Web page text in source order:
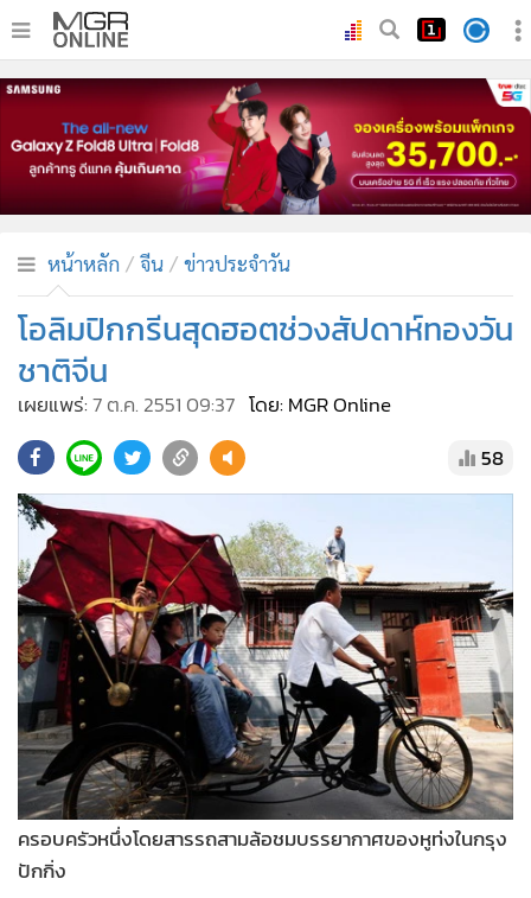
• หน้าหลัก
ทันเหตุการณ์
ภาคใต้
• ภูมิภาค
• บันเทิง
•
ผู้จัดการรายวัน
• คอลัมนิสต์
• ละคร
• Cyber BIZ
• ผู้จัดกวน
Good health & Well-being
• Green Innovation & SD
• Management & HR
• MGR Live
• Infographic
การเมือง
• ท่องเที่ยว
• กีฬา
• ต่างประเทศ
• Special Scoop
หน้าหลัก จีน ข่าวประจำวัน
โอลิมปิกกรีนสุดฮอตช่วงสัปดาห์ทองวัน
ชาติจีน
เผยแพร่:7 ต.ค. 2551 09:37 โดย: MGR Online
58
ครอบครัวหนึ่งโดยสารรถสามล้อชมบรรยากาศของหูท่งในกรุง
ปักกิ่ง